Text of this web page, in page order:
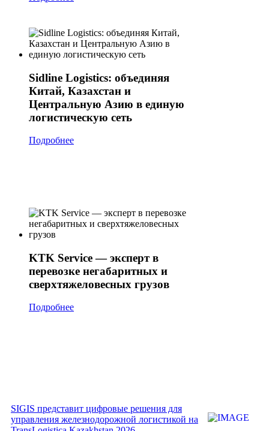
Sidline Logistics: объединяя
Китай, Казахстан и
Центральную Азию в единую
логистическую сеть
Подробнее
KTK Service — эксперт в
перевозке негабаритных и
сверхтяжеловесных грузов
Подробнее
SIGIS представит цифровые решения для
управления железнодорожной логистикой на